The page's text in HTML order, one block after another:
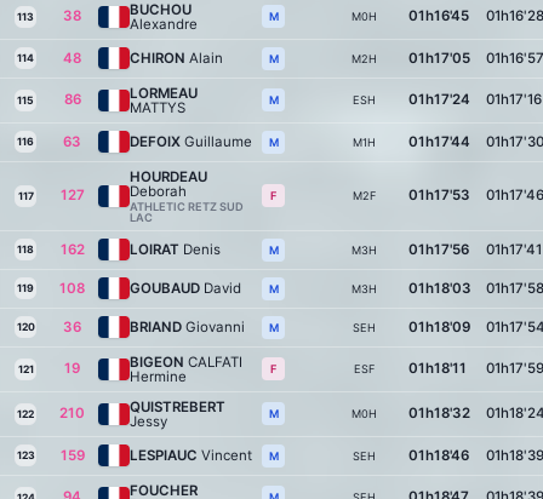
113 38
BUCHOU
Alexandre
M M0H 01h16'45 01h16'28
114 48 CHIRON Alain M M2H 01h17'05 01h16'57
115 86
LORMEAU
MATTYS
M ESH 01h17'24 01h17'16
116 63 DEFOIX Guillaume M M1H 01h17'44 01h17'30
117 127
HOURDEAU
Deborah
ATHLETIC RETZ SUD
LAC
F M2F 01h17'53 01h17'46
118 162 LOIRAT Denis M M3H 01h17'56 01h17'41
119 108 GOUBAUD David M M3H 01h18'03 01h17'58
120 36 BRIAND Giovanni M SEH 01h18'09
121 19 BIGEON CALFATI
Hermine
F ESF 01h18'11 01h17'59
122 210
QUISTREBERT
Jessy
M M0H 01h18'32
123 159 LESPIAUC Vincent M SEH 01h18'46 01h18'39
FOUCHER